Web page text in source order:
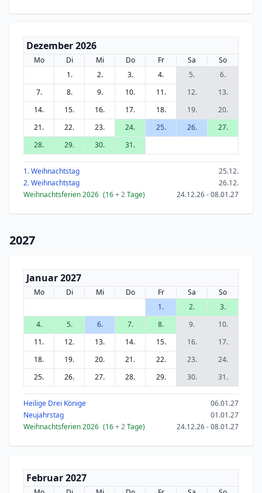
Dezember 2026
Mo Di Mi Do Fr Sa
So
1.
2. 3. 4. 5.
6.
7.
8. 9. 10. 11. 12.
13.
14.
15. 16. 17. 18. 19.
20.
21.
22. 23. 24. 25. 26.
27.
28.
29. 30. 31.
1. Weihnachtstag
25.12.
2. Weihnachtstag
26.12.
Weihnachtsferien 2026 (16+ 2Tage) 24.12.26 - 08.01.27
2027
Januar 2027
Mo Di Mi Do Fr Sa
So
1.
2.
3.
4.
5. 6. 7. 8. 9.
10.
11.
12. 13. 14. 15. 16.
17.
18.
19. 20. 21. 22. 23.
24.
25.
26. 27. 28. 29. 30. 31.
Heilige Drei Könige
06.01.27
Neujahrstag
01.01.27
Weihnachtsferien 2026 (16+ 2Tage) 24.12.26 - 08.01.27
Februar 2027